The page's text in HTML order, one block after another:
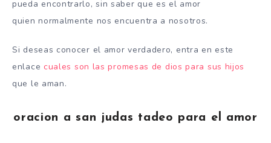
pueda encontrarlo, sin saber que es el amor
quien normalmente nos encuentra a nosotros.
Si deseas conocer el amor verdadero, entra en este
enlace cuales son las promesas de dios para sus hijos
que le aman.
oracion a san judas tadeo para el amor